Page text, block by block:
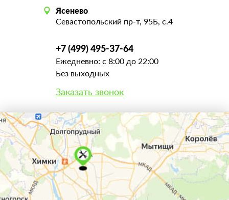
Ясенево
Севастопольский пр-т, 95Б, с.4
+7 (499) 495-37-64
Ежедневно: с 8:00 до 22:00
Без выходных
Заказать звонок